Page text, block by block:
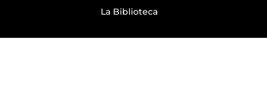
La Biblioteca